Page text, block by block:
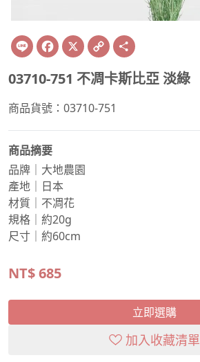
Line Facebook
X Copy
Link
03710-751 不凋卡斯比亞 淡綠
商品貨號：03710-751
商品摘要
品牌｜大地農園
產地｜日本
材質｜不凋花
規格｜約20g
尺寸｜約60cm
NT$685
立即選購
加入收藏清單